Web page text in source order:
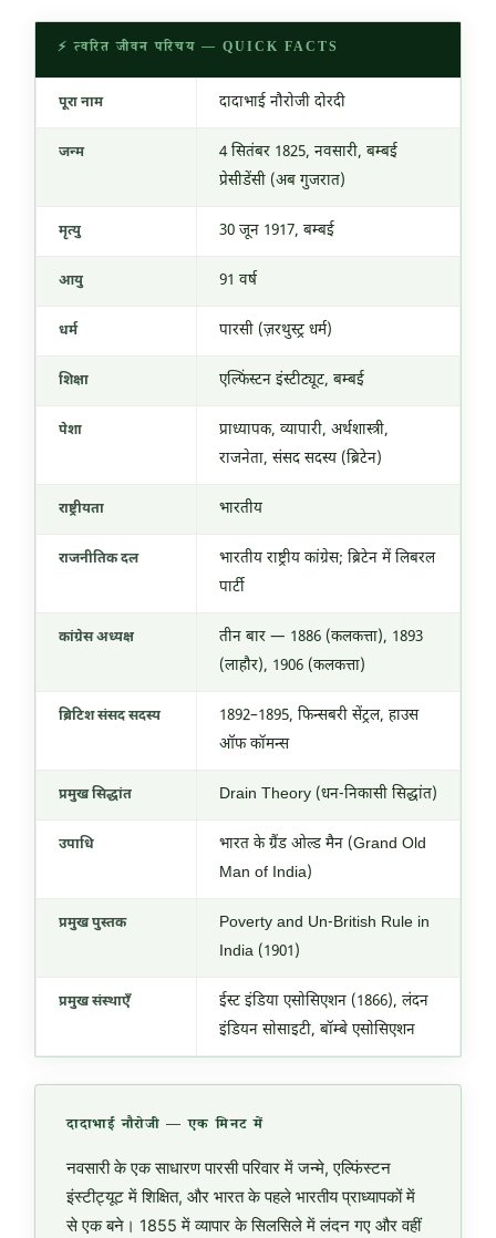
⚡ त्वरित जीवन परिचय — QUICK FACTS
पूरा नाम दादाभाई नौरोजी दोरदी
जन्म 4 सितंबर 1825, नवसारी, बम्बई
प्रेसीडेंसी (अब गुजरात)
मृत्यु 30 जून 1917, बम्बई
आयु 91 वर्ष
धर्म पारसी (ज़रथुस्ट्र धर्म)
शिक्षा एल्फिंस्टन इंस्टीट्यूट, बम्बई
पेशा
प्राध्यापक, व्यापारी, अर्थशास्त्री,
राजनेता, संसद सदस्य (ब्रिटेन)
राष्ट्रीयता भारतीय
राजनीतिक दल
भारतीय राष्ट्रीय कांग्रेस; ब्रिटेन में लिबरल
पार्टी
कांग्रेस अध्यक्ष
तीन बार — 1886 (कलकत्ता), 1893
(लाहौर), 1906 (कलकत्ता)
ब्रिटिश संसद सदस्य
1892–1895, फिन्सबरी सेंट्रल, हाउस
ऑफ कॉमन्स
प्रमुख सिद्धांत Drain Theory (धन-निकासी सिद्धांत)
उपाधि
भारत के ग्रैंड ओल्ड मैन (Grand Old
Man of India)
प्रमुख पुस्तक
Poverty and Un-British Rule in
India (1901)
प्रमुख संस्थाएँ
ईस्ट इंडिया एसोसिएशन (1866), लंदन
इंडियन सोसाइटी, बॉम्बे एसोसिएशन
दादाभाई नौरोजी — एक मिनट में
नवसारी के एक साधारण पारसी परिवार में जन्मे, एल्फिंस्टन
इंस्टीट्यूट में शिक्षित, और भारत के पहले भारतीय प्राध्यापकों में
से एक बने। 1855 में व्यापार के सिलसिले में लंदन गए और वहीं